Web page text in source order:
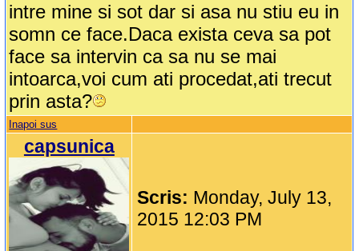
intre mine si sot dar si asa nu stiu eu in
somn ce face.Daca exista ceva sa pot
face sa intervin ca sa nu se mai
intoarca,voi cum ati procedat,ati trecut
prin asta?
Inapoi sus
capsunica
Scris: Monday, July 13,
2015 12:03 PM